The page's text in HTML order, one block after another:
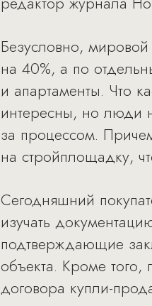
Безусловно,
на 40%, а по
и апартаменты. Что
интересны, но люди
за процессом.
на стройплощадку,
Сегодняшний
изучать
подтверждающие
объекта. Кроме того,
договора купли-